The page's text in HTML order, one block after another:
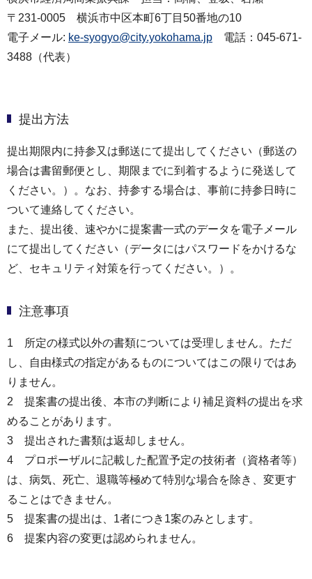
〒231-0005 横浜市中区本町6丁目50番地の10
電子メール: ke-syogyo@city.yokohama.jp 電話：045-671-
3488（代表）
提出方法
提出期限内に持参又は郵送にて提出してください（郵送の
場合は書留郵便とし、期限までに到着するように発送して
ください。）。なお、持参する場合は、事前に持参日時に
ついて連絡してください。
また、提出後、速やかに提案書一式のデータを電子メール
にて提出してください（データにはパスワードをかけるな
ど、セキュリティ対策を行ってください。）。
注意事項
1 所定の様式以外の書類については受理しません。ただ
し、自由様式の指定があるものについてはこの限りではあ
りません。
2 提案書の提出後、本市の判断により補足資料の提出を求
めることがあります。
3 提出された書類は返却しません。
4 プロポーザルに記載した配置予定の技術者（資格者等）
は、病気、死亡、退職等極めて特別な場合を除き、変更す
ることはできません。
5 提案書の提出は、1者につき1案のみとします。
6 提案内容の変更は認められません。